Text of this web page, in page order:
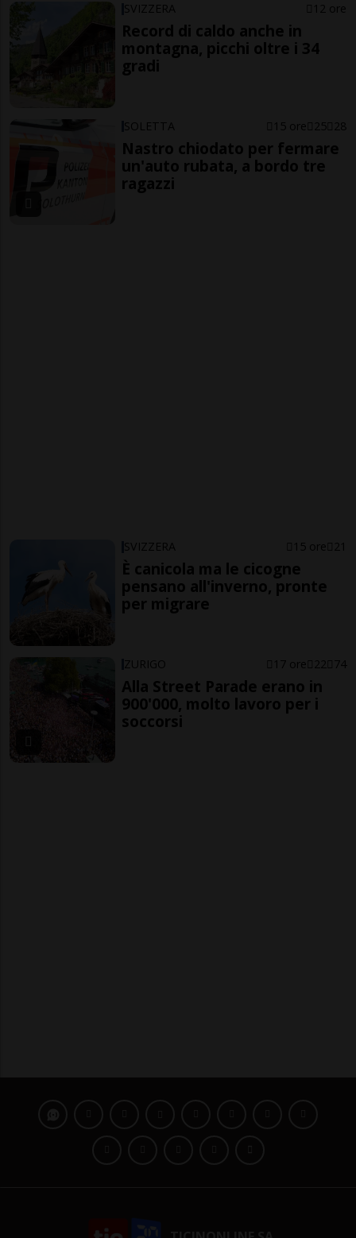
SVIZZERA 12 ore
Record di caldo anche in
montagna, picchi oltre i 34
gradi
SOLETTA 15 ore 25 28
Nastro chiodato per fermare
un'auto rubata, a bordo tre
ragazzi
SVIZZERA 15 ore 21
È canicola ma le cicogne
pensano all'inverno, pronte
per migrare
ZURIGO 17 ore 22 74
Alla Street Parade erano in
900'000, molto lavoro per i
soccorsi